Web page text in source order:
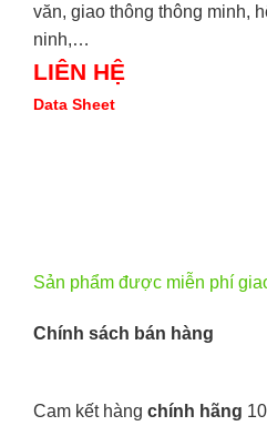
văn, giao thông thông minh,
ninh,…
LIÊN HỆ
Data Sheet
Sản phẩm được miễn phí
Chính sách bán hàng
Cam kết hàng chính hãng